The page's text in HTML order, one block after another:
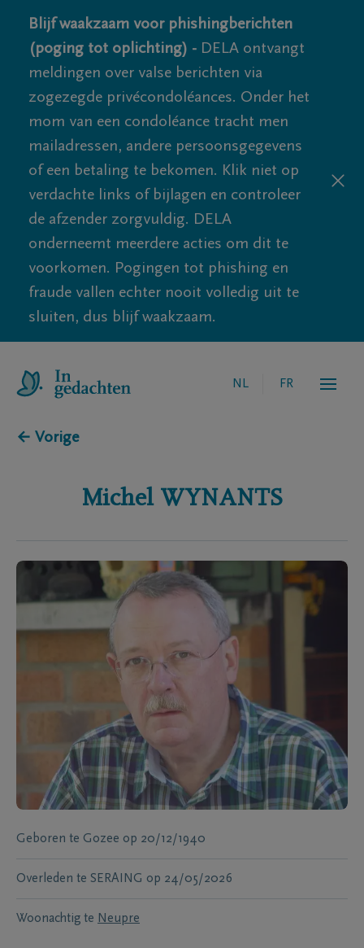
Blijf waakzaam voor phishingberichten
(poging tot oplichting) - DELA ontvangt
meldingen over valse berichten via
zogezegde privécondoléances. Onder het
mom van een condoléance tracht men
mailadressen, andere persoonsgegevens
of een betaling te bekomen. Klik niet op
verdachte links of bijlagen en controleer
de afzender zorgvuldig. DELA
onderneemt meerdere acties om dit te
voorkomen. Pogingen tot phishing en
fraude vallen echter nooit volledig uit te
sluiten, dus blijf waakzaam.
NL FR
← Vorige
Michel WYNANTS
Geboren te Gozee op 20/12/1940
Overleden te SERAING op 24/05/2026
Woonachtig te Neupre